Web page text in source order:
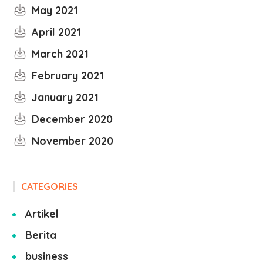
May 2021
April 2021
March 2021
February 2021
January 2021
December 2020
November 2020
CATEGORIES
Artikel
Berita
business